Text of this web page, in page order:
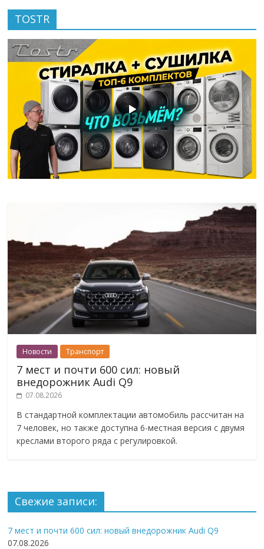
TOSTR
Новости Транспорт
7 мест и почти 600 сил: новый
внедорожник Audi Q9
07.08.2026
В стандартной комплектации автомобиль рассчитан на
7 человек, но также доступна 6-местная версия с двумя
креслами второго ряда с регулировкой.
Свежие записи:
7 мест и почти 600 сил: новый внедорожник Audi Q9
07.08.2026